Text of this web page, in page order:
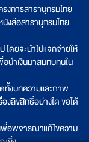
งการสารานุกรมไทย
งสือสารานุกรมไทย
โดยจะนำไปแจกจ่ายให้
อนำเงินมาสมทบทุนใน
ทั้งบทความและภาพ
งลิขสิทธิ์อย่างใด ขอได้
พื่อพิจารณาแก้ไขความ